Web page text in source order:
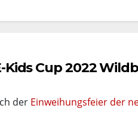
Kids Cup 2022
der Einweihungsfeier der